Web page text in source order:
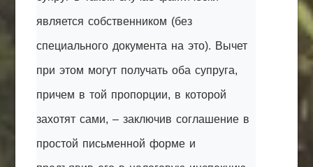
является собственником (без
специального документа на это). Вычет
при этом могут получать оба супруга,
причем в той пропорции, в которой
захотят сами, – заключив соглашение в
простой письменной форме и